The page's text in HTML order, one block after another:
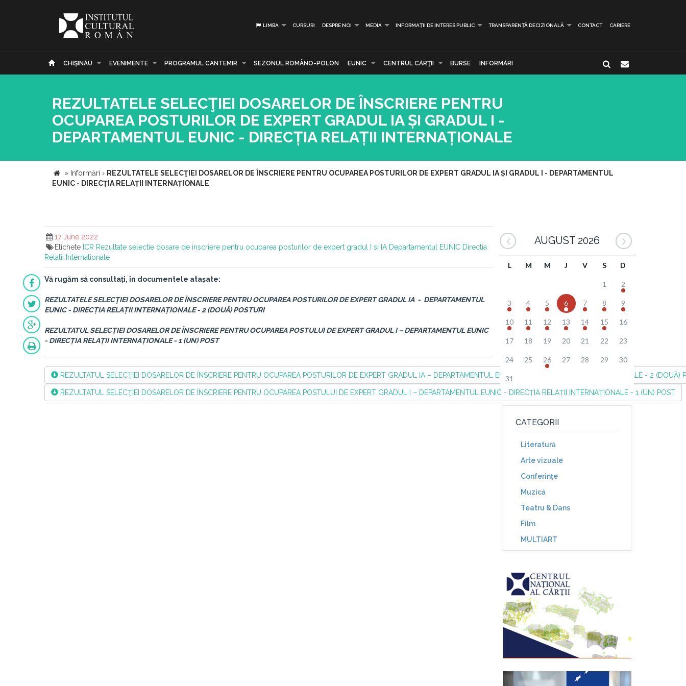
LIMBA CURSURI DESPRE NOI MEDIA INFORMAȚII DE INTERES PUBLIC TRANSPARENȚĂ DECIZIONALĂ CONTACT CARIERE
CHIŞINĂU EVENIMENTE PROGRAMUL CANTEMIR SEZONUL ROMÂNO-POLON EUNIC CENTRUL CĂRŢII BURSE INFORMĂRI
REZULTATELE SELECŢIEI DOSARELOR DE ÎNSCRIERE PENTRU
OCUPAREA POSTURILOR DE EXPERT GRADUL IA ȘI GRADUL I -
DEPARTAMENTUL EUNIC - DIRECȚIA RELAȚII INTERNAȚIONALE
» Informări › REZULTATELE SELECŢIEI DOSARELOR DE ÎNSCRIERE PENTRU OCUPAREA POSTURILOR DE EXPERT GRADUL IA ȘI GRADUL I - DEPARTAMENTUL
EUNIC - DIRECȚIA RELAȚII INTERNAȚIONALE
17 June 2022
Etichete ICR Rezultate selectie dosare de inscriere pentru ocuparea posturilor de expert gradul I si IA Departamentul EUNIC Directia
Relatii Internationale
Vă rugăm să consultați, în documentele atașate:
REZULTATELE SELECŢIEI DOSARELOR DE ÎNSCRIERE PENTRU OCUPAREA POSTURILOR DE EXPERT GRADUL IA - DEPARTAMENTUL
EUNIC - DIRECȚIA RELAȚII INTERNAȚIONALE - 2 (DOUĂ) POSTURI
REZULTATUL SELECŢIEI DOSARELOR DE ÎNSCRIERE PENTRU OCUPAREA POSTULUI DE EXPERT GRADUL I – DEPARTAMENTUL EUNIC
- DIRECȚIA RELAȚII INTERNAȚIONALE - 1 (UN) POST
REZULTATUL SELECŢIEI DOSARELOR DE ÎNSCRIERE PENTRU OCUPAREA POSTURILOR DE EXPERT GRADUL IA – DEPARTAMENTUL EUNIC - DIRECȚIA RELAȚII INTERNAȚIONALE - 2 (DOUĂ)
REZULTATUL SELECŢIEI DOSARELOR DE ÎNSCRIERE PENTRU OCUPAREA POSTULUI DE EXPERT GRADUL I – DEPARTAMENTUL EUNIC - DIRECȚIA RELAȚII INTERNAȚIONALE - 1 (UN) POST
AUGUST 2026
L M M J V S D
1 2
3 4 5 6 7 8 9
10 11 12 13 14 15 16
17 18 19 20 21 22 23
24 25 26 27 28 29 30
31
CATEGORII
Literatură
Arte vizuale
Conferinţe
Muzică
Teatru & Dans
Film
MULTIART